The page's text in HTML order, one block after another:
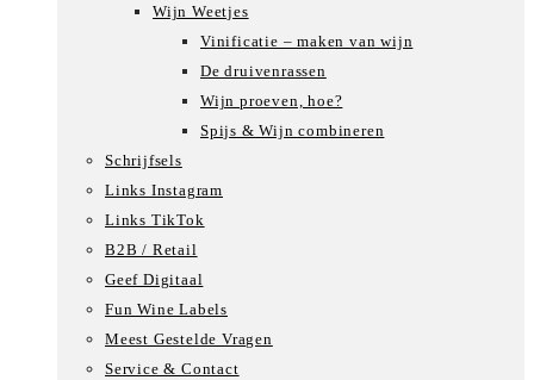
Wijn Weetjes
Vinificatie – maken van wijn
De druivenrassen
Wijn proeven, hoe?
Spijs & Wijn combineren
Schrijfsels
Links Instagram
Links TikTok
B2B / Retail
Geef Digitaal
Fun Wine Labels
Meest Gestelde Vragen
Service & Contact